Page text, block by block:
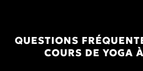
QUESTIONS
COURS DE YOGA